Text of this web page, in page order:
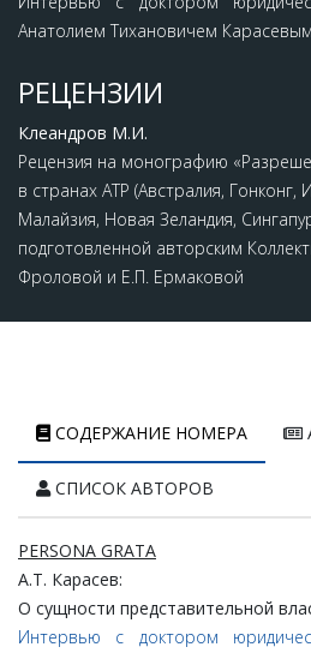
Анатолием Тихановичем Карасевым
РЕЦЕНЗИИ
Клеандров М.И.
Рецензия на монографию
в странах АТР (Австралия, Гонконг,
Малайзия, Новая Зеландия,
подготовленной авторским
Фроловой и Е.П. Ермаковой
СОДЕРЖАНИЕ НОМЕРА
СПИСОК АВТОРОВ
PERSONA GRATA
А.Т. Карасев:
О сущности представительной
Интервью с доктором